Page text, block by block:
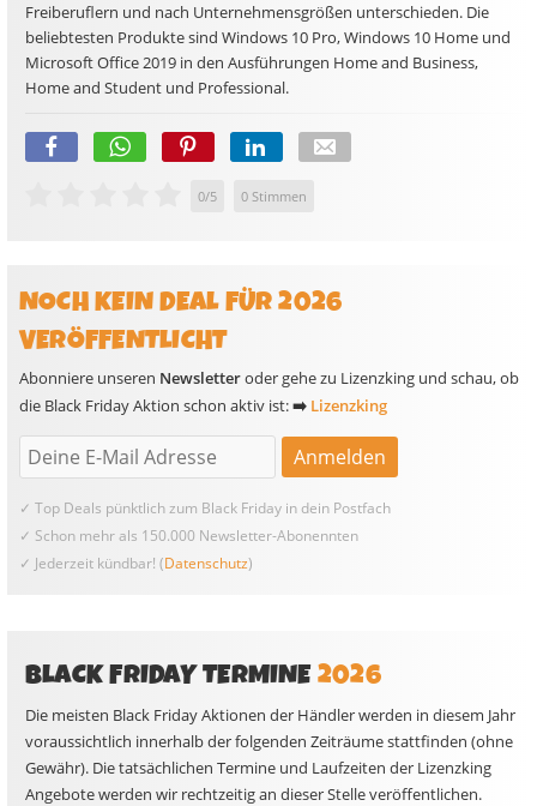
Freiberuflern und nach Unternehmensgrößen unterschieden. Die
beliebtesten Produkte sind Windows 10 Pro, Windows 10 Home und
Microsoft Office 2019 in den Ausführungen Home and Business,
Home and Student und Professional.
0/5 0 Stimmen
NOCH KEIN DEAL FÜR 2026
VERÖFFENTLICHT
Abonniere unseren Newsletteroder gehe zu Lizenzking und schau, ob
die Black Friday Aktion schon aktiv ist:➡️ Lizenzking
✓ Top Deals pünktlich zum Black Friday in dein Postfach
✓ Schon mehr als 150.000 Newsletter-Abonennten
✓ Jederzeit kündbar! (Datenschutz)
BLACK FRIDAY TERMINE2026
Die meisten Black Friday Aktionen der Händler werden in diesem Jahr
voraussichtlich innerhalb der folgenden Zeiträume stattfinden (ohne
Gewähr). Die tatsächlichen Termine und Laufzeiten der Lizenzking
Angebote werden wir rechtzeitig an dieser Stelle veröffentlichen.